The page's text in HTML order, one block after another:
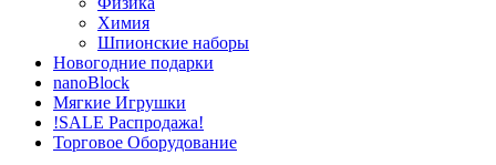
Химия
Шпионские наборы
Новогодние подарки
nanoBlock
Мягкие Игрушки
!SALE Распродажа!
Торговое Оборудование